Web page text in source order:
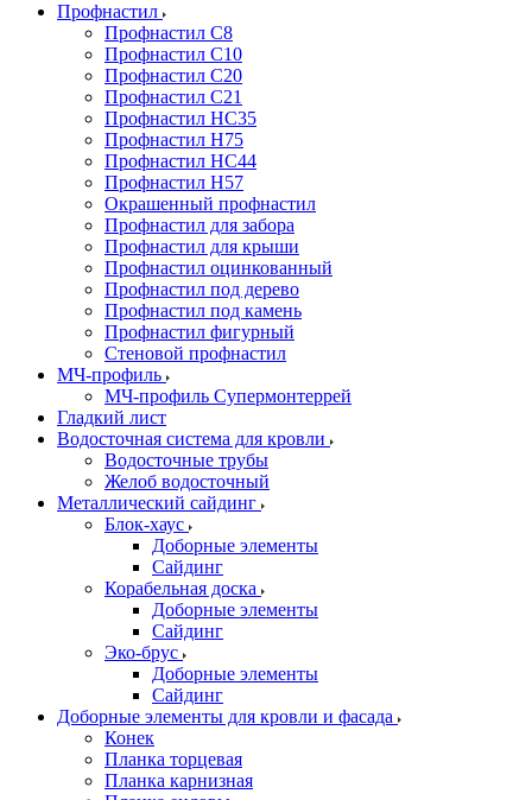
Профнастил
Профнастил С8
Профнастил С10
Профнастил С20
Профнастил С21
Профнастил НС35
Профнастил Н75
Профнастил HC44
Профнастил Н57
Окрашенный профнастил
Профнастил для забора
Профнастил для крыши
Профнастил оцинкованный
Профнастил под дерево
Профнастил под камень
Профнастил фигурный
Стеновой профнастил
МЧ-профиль
МЧ-профиль Супермонтеррей
Гладкий лист
Водосточная система для кровли
Водосточные трубы
Желоб водосточный
Металлический сайдинг
Блок-хаус
Доборные элементы
Сайдинг
Корабельная доска
Доборные элементы
Сайдинг
Эко-брус
Доборные элементы
Сайдинг
Доборные элементы для кровли и фасада
Конек
Планка торцевая
Планка карнизная